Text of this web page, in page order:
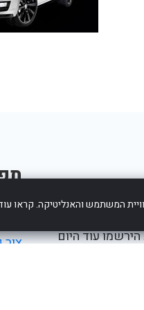
עוד היום
המשתמש והאנליטיקה. קראו